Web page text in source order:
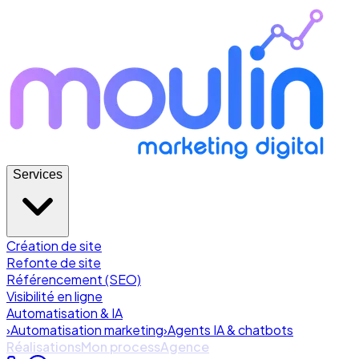
Services
Création de site
Refonte de site
Référencement (SEO)
Visibilité en ligne
Automatisation & IA
›Automatisation marketing›Agents IA & chatbots
RéalisationsMon processAgence